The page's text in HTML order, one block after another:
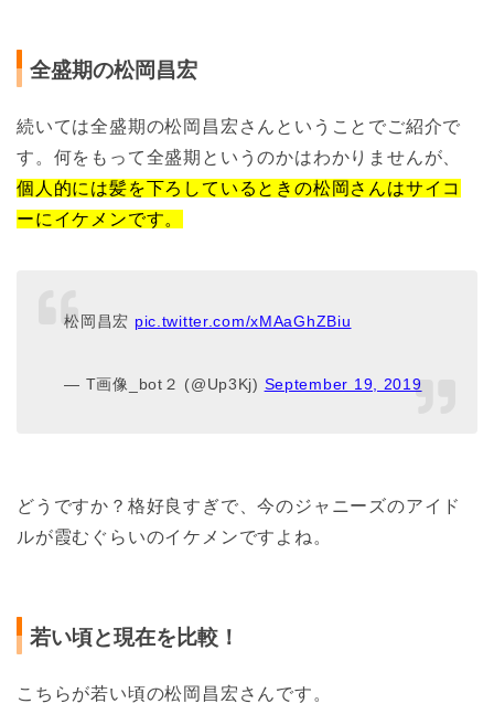
全盛期の松岡昌宏
続いては全盛期の松岡昌宏さんということでご紹介で
す。何をもって全盛期というのかはわかりませんが、
個人的には髪を下ろしているときの松岡さんはサイコ
ーにイケメンです。
松岡昌宏 pic.twitter.com/xMAaGhZBiu
— T画像_bot２ (@Up3Kj) September 19, 2019
どうですか？格好良すぎで、今のジャニーズのアイド
ルが霞むぐらいのイケメンですよね。
若い頃と現在を比較！
こちらが若い頃の松岡昌宏さんです。